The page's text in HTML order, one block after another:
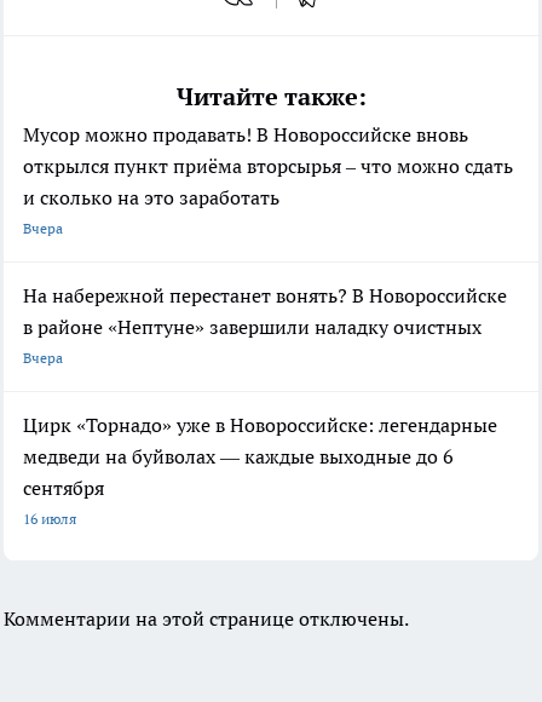
Читайте также:
Мусор можно продавать! В Новороссийске вновь
открылся пункт приёма вторсырья – что можно сдать
и сколько на это заработать
Вчера
На набережной перестанет вонять? В Новороссийске
в районе «Нептуне» завершили наладку очистных
Вчера
Цирк «Торнадо» уже в Новороссийске: легендарные
медведи на буйволах — каждые выходные до 6
сентября
16 июля
Комментарии на этой странице отключены.